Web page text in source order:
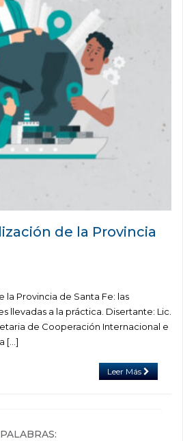
de la Provincia
la Provincia de Santa Fe: las
llevadas a la práctica. Disertante: Lic.
de Cooperación Internacional e
[…]
Leer Más